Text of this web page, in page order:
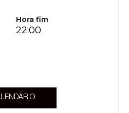
Hora fim
22:00